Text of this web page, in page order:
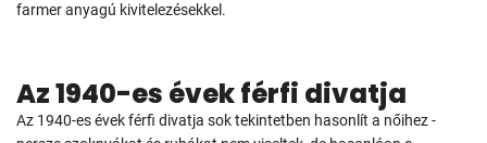
farmer anyagú kivitelezésekkel.
Az 1940-es évek férfi divatja
Az 1940-es évek férfi divatja sok tekintetben hasonlít a nőihez -